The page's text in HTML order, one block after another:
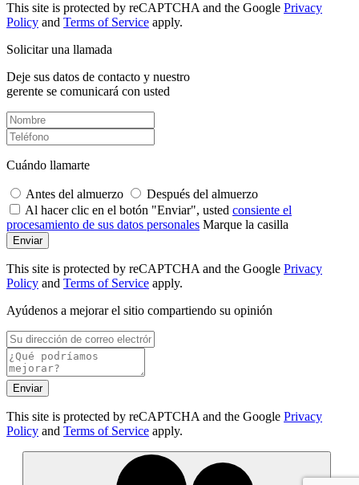
This site is protected by reCAPTCHA and the Google Privacy
Policy and Terms of Service apply.
Solicitar una llamada
Deje sus datos de contacto y nuestro
gerente se comunicará con usted
Cuándo llamarte
Antes del almuerzo
Después del almuerzo
Al hacer clic en el botón "Enviar", usted consiente el
procesamiento de sus datos personales Marque la casilla
Enviar
This site is protected by reCAPTCHA and the Google Privacy
Policy and Terms of Service apply.
Ayúdenos a mejorar el sitio compartiendo su opinión
Enviar
This site is protected by reCAPTCHA and the Google Privacy
Policy and Terms of Service apply.